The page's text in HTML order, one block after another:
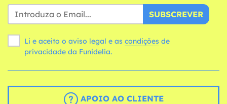
SUBSCREVER
Li e aceito o aviso legal e as condições
privacidade da Funidelia.
APOIO AO CLIENTE